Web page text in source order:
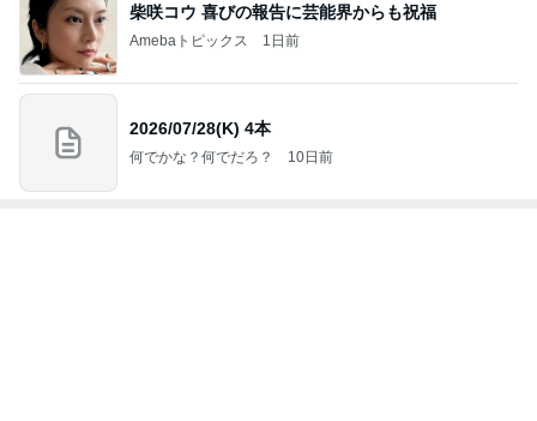
柴咲コウ 喜びの報告に芸能界からも祝福
Amebaトピックス 1日前
2026/07/28(K) 4本
何でかな？何でだろ？ 10日前